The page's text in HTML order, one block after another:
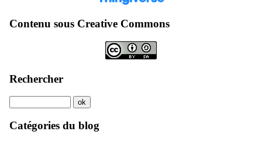
Contenu sous Creative Commons
Rechercher
Catégories du blog